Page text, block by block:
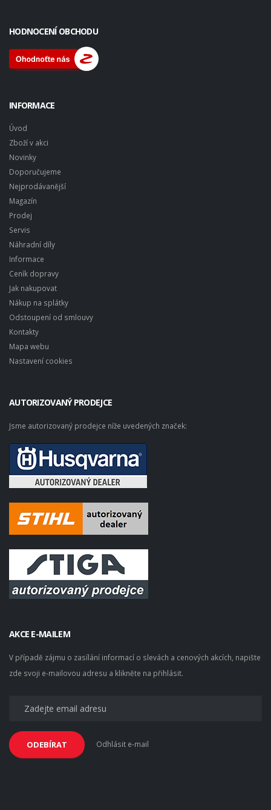
HODNOCENÍ OBCHODU
INFORMACE
Úvod
Zboží v akci
Novinky
Doporučujeme
Nejprodávanější
Magazín
Prodej
Servis
Náhradní díly
Informace
Ceník dopravy
Jak nakupovat
Nákup na splátky
Odstoupení od smlouvy
Kontakty
Mapa webu
Nastavení cookies
AUTORIZOVANÝ PRODEJCE
Jsme autorizovaný prodejce níže uvedených značek:
AKCE E-MAILEM
V případě zájmu o zasílání informací o slevách a cenových akcích, napište
zde svoji e-mailovou adresu a klikněte na přihlásit.
ODEBÍRAT Odhlásit e-mail